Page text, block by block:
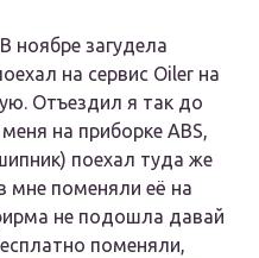
ноябре загудела
на сервис Oiler на
Отъездил я так до
на приборке ABS,
поехал туда же
мне поменяли её на
не подошла давай
поменяли,